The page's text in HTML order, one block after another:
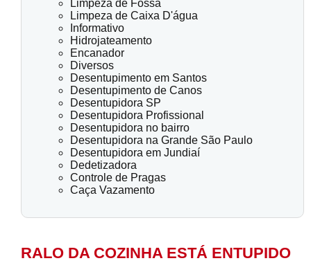
Limpeza de Fossa
Limpeza de Caixa D'água
Informativo
Hidrojateamento
Encanador
Diversos
Desentupimento em Santos
Desentupimento de Canos
Desentupidora SP
Desentupidora Profissional
Desentupidora no bairro
Desentupidora na Grande São Paulo
Desentupidora em Jundiaí
Dedetizadora
Controle de Pragas
Caça Vazamento
RALO DA COZINHA ESTÁ ENTUPIDO